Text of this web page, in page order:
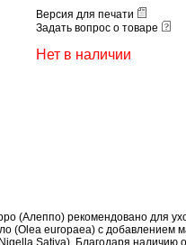
Версия для печати
Задать вопрос о товаре
Нет в наличии
(Алеппо) рекомендовано для
(Olea europaea) с добавлением
Sativa). Благодаря наличию